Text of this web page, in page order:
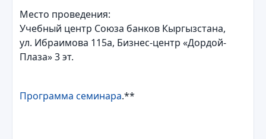
Место проведения:
Учебный центр Союза банков Кыргызстана,
ул. Ибраимова 115а, Бизнес-центр «Дордой-
Плаза» 3 эт.
Программа семинара.**